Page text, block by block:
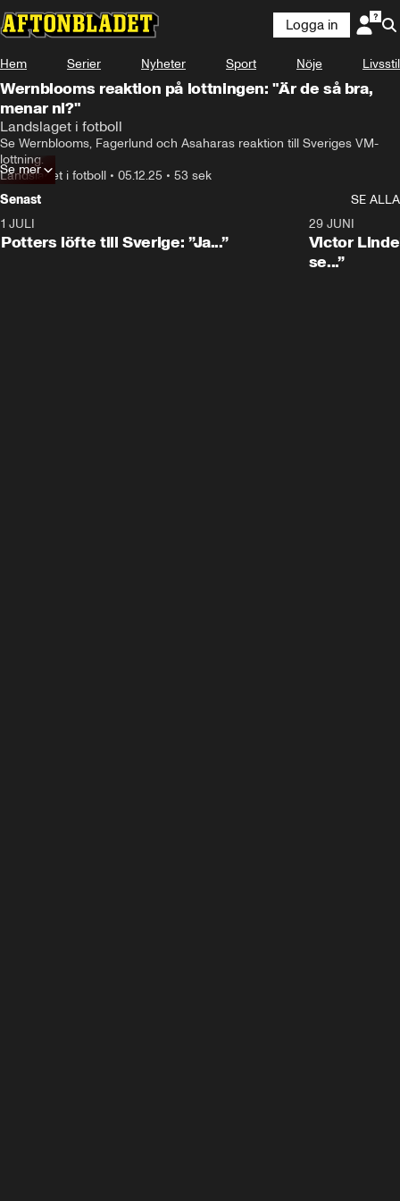
Logga in
Hem Serier Nyheter Sport Nöje Livsstil
Wernblooms reaktion på lottningen: "Är de så bra,
menar ni?"
Landslaget i fotboll
Se Wernblooms, Fagerlund och Asaharas reaktion till Sveriges VM-
lottning.
Landslaget i fotboll • 05.12.25 • 53 sek
Se mer
Senast
SE ALLA
1 JULI
Potters löfte till Sverige: ”Ja...”
29 JUNI
Victor
se...”